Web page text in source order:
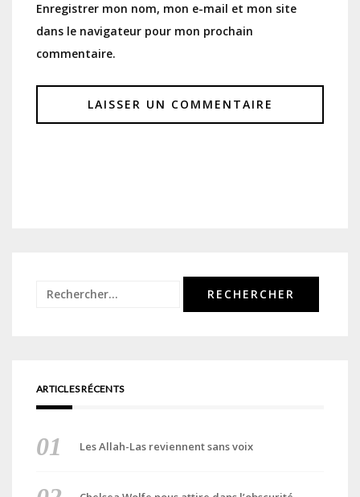
Enregistrer mon nom, mon e-mail et mon site
dans le navigateur pour mon prochain
commentaire.
Rechercher :
ARTICLES RÉCENTS
Les Allah-Las reviennent sans voix